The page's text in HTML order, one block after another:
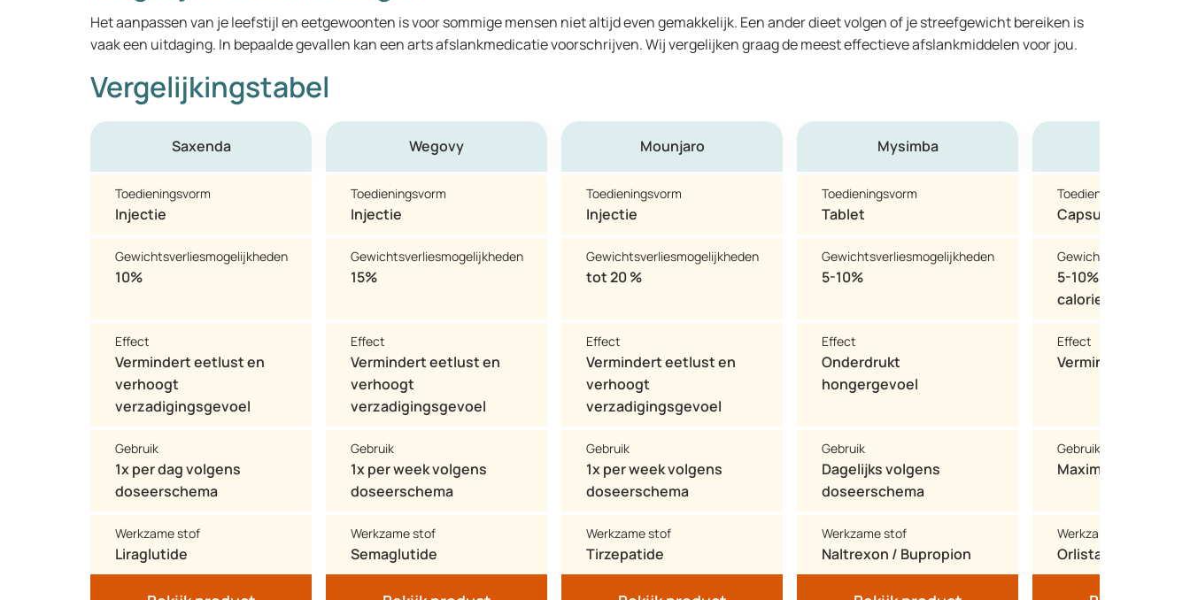
Het aanpassen van je leefstijl en eetgewoonten is voor sommige mensen niet altijd even gemakkelijk. Een ander dieet volgen of je streefgewicht bereiken is
vaak een uitdaging. In bepaalde gevallen kan een arts afslankmedicatie voorschrijven. Wij vergelijken graag de meest effectieve afslankmiddelen voor jou.
Vergelijkingstabel
Saxenda
Toedieningsvorm
Injectie
Gewichtsverliesmogelijkheden
10%
Effect
Vermindert eetlust en
verhoogt
verzadigingsgevoel
Gebruik
1x per dag volgens
doseerschema
Werkzame stof
Liraglutide
Wegovy
Toedieningsvorm
Injectie
Gewichtsverliesmogelijkheden
15%
Effect
Vermindert eetlust en
verhoogt
verzadigingsgevoel
Gebruik
1x per week volgens
doseerschema
Werkzame stof
Semaglutide
Mounjaro
Toedieningsvorm
Injectie
Gewichtsverliesmogelijkheden
tot 20 %
Effect
Vermindert eetlust en
verhoogt
verzadigingsgevoel
Gebruik
1x per week volgens
doseerschema
Werkzame stof
Tirzepatide
Mysimba
Toedieningsvorm
Tablet
Gewichtsverliesmogelijkheden
5-10%
Effect
Onderdrukt
hongergevoel
Gebruik
Dagelijks volgens
doseerschema
Werkzame stof
Naltrexon / Bupropion
Toedieningsvorm
Capsule
5-10% (met een
caloriearm dieet)
Effect
Vermindert
Gebruik
Maximaal 3x per
Werkzame stof
Orlistat